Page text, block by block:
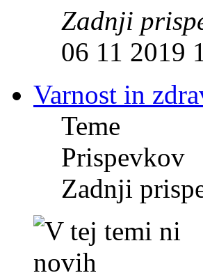
Zadnji
06 11 2019
Varnost in
Teme
Prispevkov
Zadnji